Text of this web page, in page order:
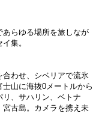
あらゆる場所を旅しなが
集。
わせ、シベリアで流氷
山に海抜0メートルから
、サハリン、ベトナ
古島。カメラを携え未